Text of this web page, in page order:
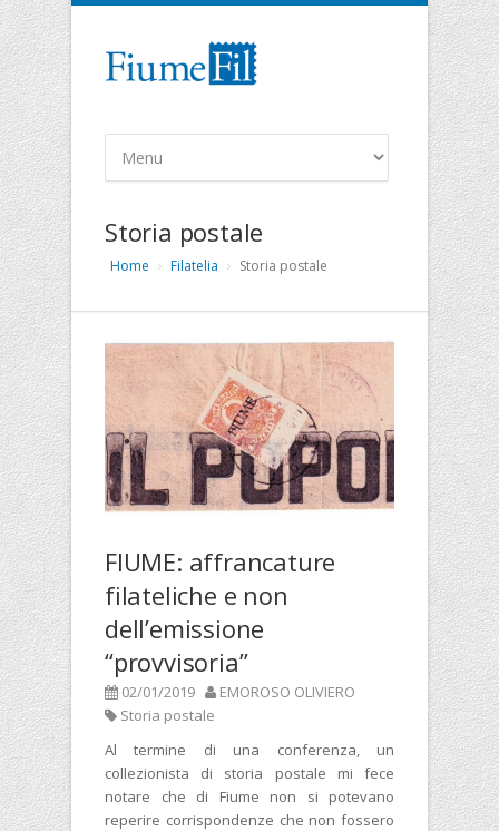
Storia postale
Home Filatelia Storia postale
FIUME: affrancature
filateliche e non
dell’emissione
“provvisoria”
02/01/2019
EMOROSO OLIVIERO
Storia postale
Al termine di una conferenza, un
collezionista di storia postale mi fece
notare che di Fiume non si potevano
reperire corrispondenze che non fossero